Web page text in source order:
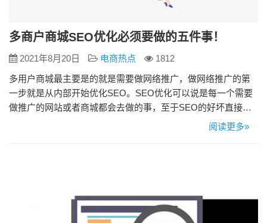
多商户商城SEO优化必须要做的五件事！
2021年8月20日 电商热点
1812
多用户商城最主要是的就是需要做网络推广，做网络推广的第
一步就是从内部开始优化SEO。SEO优化可以说是每一个需要
做推广的网站或者商城都会去做的事，至于SEO的好坏直接影
响到你的排名与权重。怎么做多店铺商城的SEO，今天我们就
阅读更多»